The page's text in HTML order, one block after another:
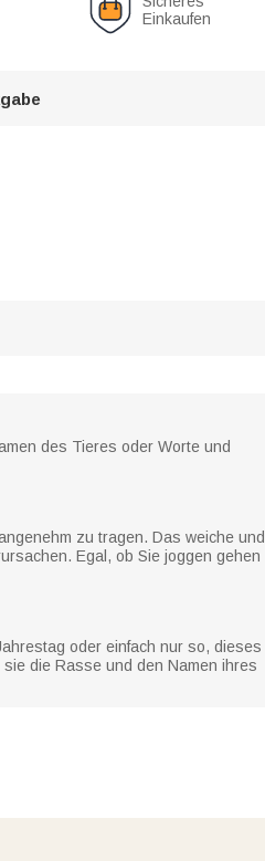
Einkaufen
des Tieres oder Worte und
zu tragen. Das weiche und
Egal, ob Sie joggen gehen
oder einfach nur so, dieses
die Rasse und den Namen ihres